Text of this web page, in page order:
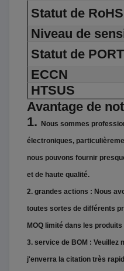
Statut de RoHS
Niveau de
Statut de
ECCN
HTSUS
Avantage de
1.
Nous sommes
électroniques,
nous pouvons fournir
et de haute qualité.
2. grandes actions : Nous
toutes sortes de différents
MOQ limité dans les
3. service de BOM : Veuillez
j'enverra la citation très